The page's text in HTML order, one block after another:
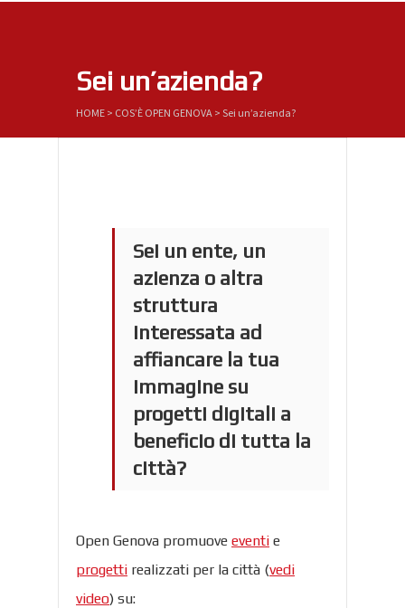
Sei un’azienda?
HOME > COS’È OPEN GENOVA > Sei un’azienda?
Sei un ente, un
azienza o altra
struttura
interessata ad
affiancare la tua
immagine su
progetti digitali a
beneficio di tutta la
città?
Open Genova promuove eventi e
progetti realizzati per la città (vedi
video) su: